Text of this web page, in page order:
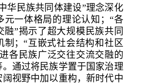
华民族共同体建设”理念深化
元一体格局的理论认知；“各
融”揭示了超大规模民族共同
制；“互嵌式社会结构和社区
各民族广泛交往交流交融的
通过将民族学置于国家治理
视野中加以重构，新时代中